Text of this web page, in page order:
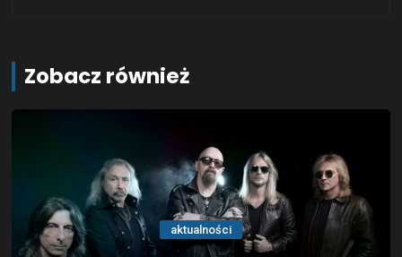
Zobacz również
aktualności